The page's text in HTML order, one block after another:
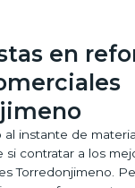
en
instante de
si contratar a los
Torredonjimeno.